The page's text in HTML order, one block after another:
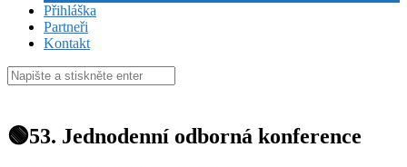
Přihláška
Partneři
Kontakt
Hledat:
🟢53. Jednodenní odborná konference